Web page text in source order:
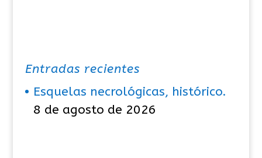
Entradas recientes
Esquelas necrológicas, histórico.
8 de agosto de 2026